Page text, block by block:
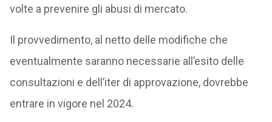
volte a prevenire gli abusi di mercato.
Il provvedimento, al netto delle modifiche che
eventualmente saranno necessarie all’esito delle
consultazioni e dell’iter di approvazione, dovrebbe
entrare in vigore nel 2024.